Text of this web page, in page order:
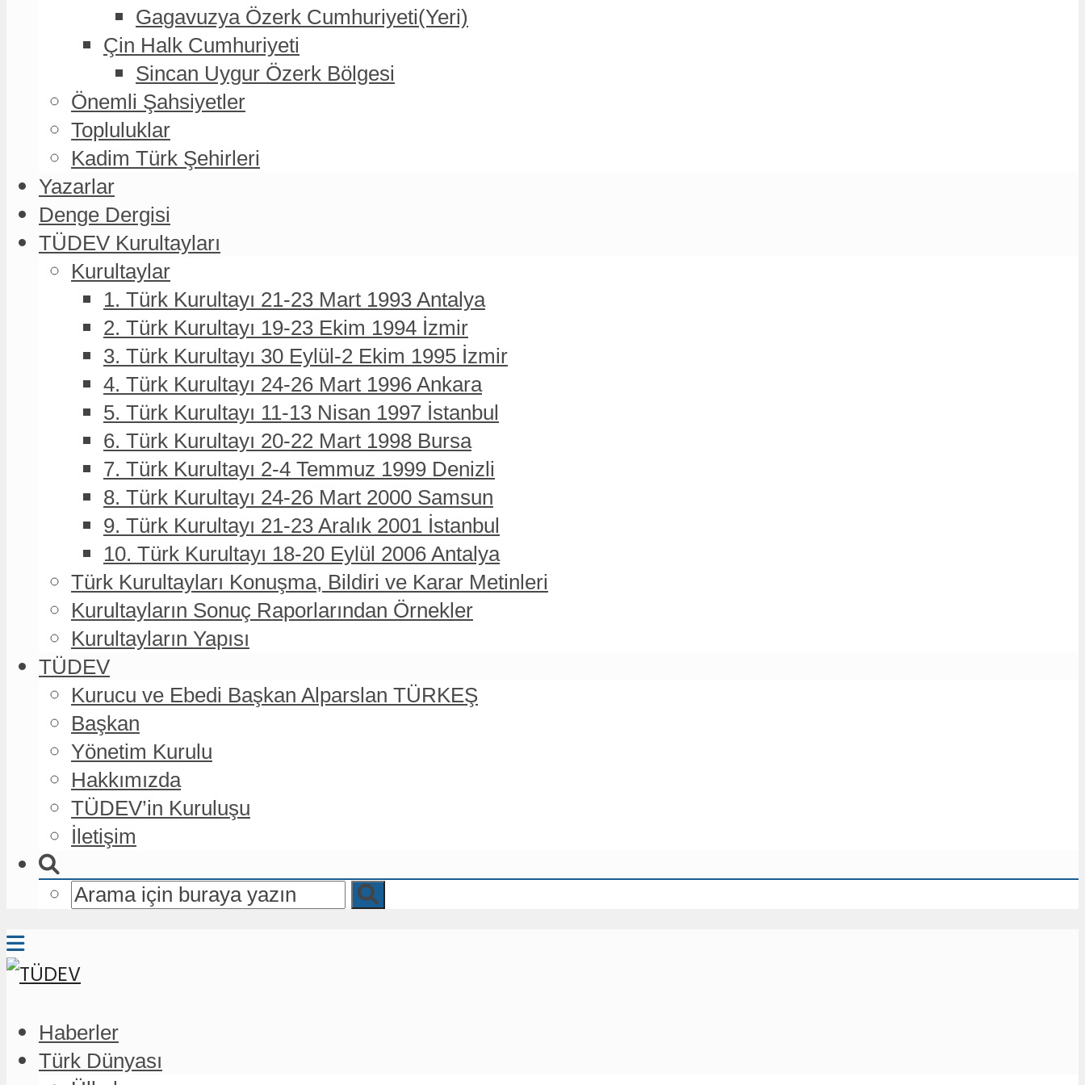
Gagavuzya Özerk Cumhuriyeti(Yeri)
Çin Halk Cumhuriyeti
Sincan Uygur Özerk Bölgesi
Önemli Şahsiyetler
Topluluklar
Kadim Türk Şehirleri
Yazarlar
Denge Dergisi
TÜDEV Kurultayları
Kurultaylar
1. Türk Kurultayı 21-23 Mart 1993 Antalya
2. Türk Kurultayı 19-23 Ekim 1994 İzmir
3. Türk Kurultayı 30 Eylül-2 Ekim 1995 İzmir
4. Türk Kurultayı 24-26 Mart 1996 Ankara
5. Türk Kurultayı 11-13 Nisan 1997 İstanbul
6. Türk Kurultayı 20-22 Mart 1998 Bursa
7. Türk Kurultayı 2-4 Temmuz 1999 Denizli
8. Türk Kurultayı 24-26 Mart 2000 Samsun
9. Türk Kurultayı 21-23 Aralık 2001 İstanbul
10. Türk Kurultayı 18-20 Eylül 2006 Antalya
Türk Kurultayları Konuşma, Bildiri ve Karar Metinleri
Kurultayların Sonuç Raporlarından Örnekler
Kurultayların Yapısı
TÜDEV
Kurucu ve Ebedi Başkan Alparslan TÜRKEŞ
Başkan
Yönetim Kurulu
Hakkımızda
TÜDEV’in Kuruluşu
İletişim
Haberler
Türk Dünyası